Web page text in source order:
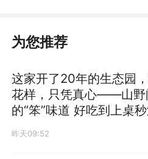
为您推荐
这家开了20年的生态园
花样，只凭真心——山野
的“笨”味道 好吃到上桌
昨天09:52